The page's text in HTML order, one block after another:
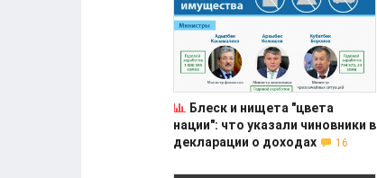
Блеск и нищета "цвета
нации": что указали чиновники в
декларации о доходах
16